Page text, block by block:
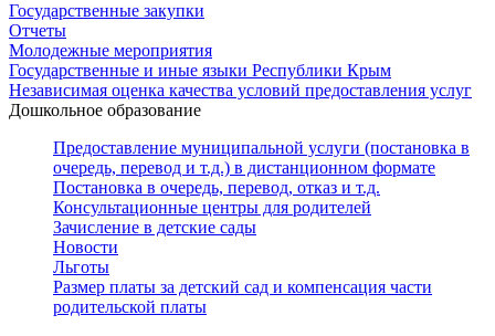
Государственные закупки
Отчеты
Молодежные мероприятия
Государственные и иные языки Республики Крым
Независимая оценка качества условий предоставления услуг
Дошкольное образование
Предоставление муниципальной услуги (постановка в
очередь, перевод и т.д.) в дистанционном формате
Постановка в очередь, перевод, отказ и т.д.
Консультационные центры для родителей
Зачисление в детские сады
Новости
Льготы
Размер платы за детский сад и компенсация части
родительской платы